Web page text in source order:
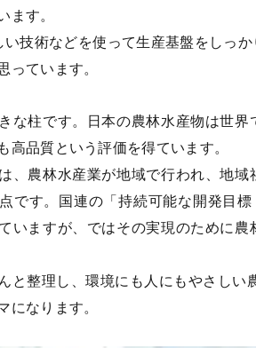
ます。
い技術などを使って生産基盤をしっ
っています。
な柱です。日本の農林水産物は世
高品質という評価を得ています。
、農林水産業が地域で行われ、地
です。国連の「持続可能な開発目
いますが、ではその実現のために
と整理し、環境にも人にもやさしい
になります。